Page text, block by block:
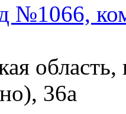
№1066,
36а